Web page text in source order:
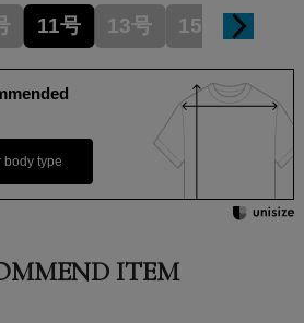
11号 13号 15号
body type
ITEM